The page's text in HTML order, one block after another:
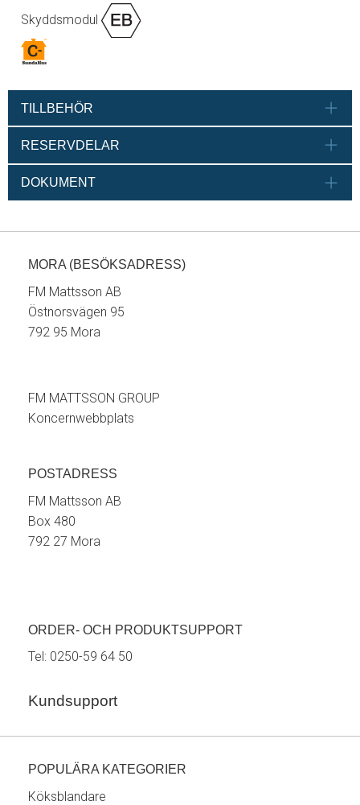
Skyddsmodul
TILLBEHÖR
RESERVDELAR
DOKUMENT
MORA (BESÖKSADRESS)
FM Mattsson AB
Östnorsvägen 95
792 95 Mora
FM MATTSSON GROUP
Koncernwebbplats
POSTADRESS
FM Mattsson AB
Box 480
792 27 Mora
ORDER- OCH PRODUKTSUPPORT
Tel: 0250-59 64 50
Kundsupport
POPULÄRA KATEGORIER
Köksblandare